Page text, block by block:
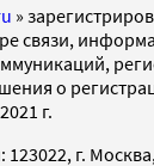
»
связи,
о
г.
г.